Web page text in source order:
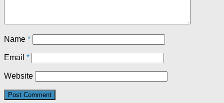
Name *
Email *
Website